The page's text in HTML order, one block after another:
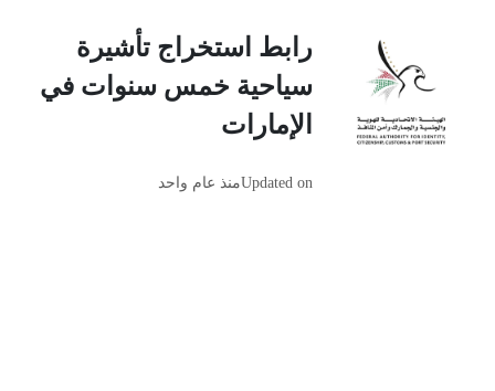
رابط استخراج تأشيرة
سياحية خمس سنوات في
الإمارات
Updated onمنذ عام واحد